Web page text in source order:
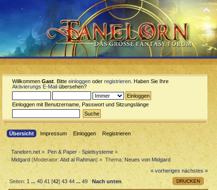
Willkommen Gast . Bitte einloggen oder registrieren . Haben Sie Ihre
Aktivierungs E-Mail übersehen?
Einloggen mit Benutzername, Passwort und Sitzungslänge
Übersicht Impressum Einloggen Registrieren
Tanelorn.net » Pen & Paper - Spielsysteme»
Midgard (Moderator:Abd al Rahman) » Thema:Neues von Midgard
« vorheriges nächstes »
DRUCKEN
Seiten:1 ...40 41[42]43 44 ...49 Nach unten